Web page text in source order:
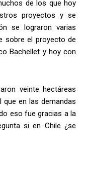
de los que hoy
proyectos y se
se lograron varias
sobre el proyecto de
Bachellet y hoy con
veinte hectáreas
en las demandas
eso fue gracias a la
si en Chile ¿se